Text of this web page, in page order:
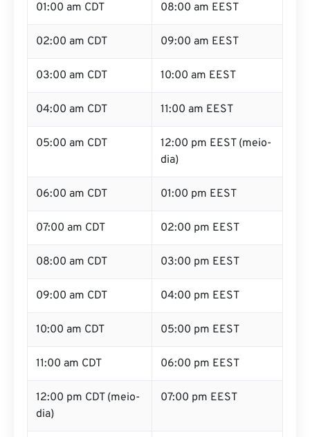
01:00 am CDT 08:00 am EEST
02:00 am CDT 09:00 am EEST
03:00 am CDT 10:00 am EEST
04:00 am CDT 11:00 am EEST
05:00 am CDT
12:00 pm EEST (meio-
dia)
06:00 am CDT 01:00 pm EEST
07:00 am CDT 02:00 pm EEST
08:00 am CDT 03:00 pm EEST
09:00 am CDT 04:00 pm EEST
10:00 am CDT 05:00 pm EEST
11:00 am CDT 06:00 pm EEST
12:00 pm CDT (meio-
dia)
07:00 pm EEST